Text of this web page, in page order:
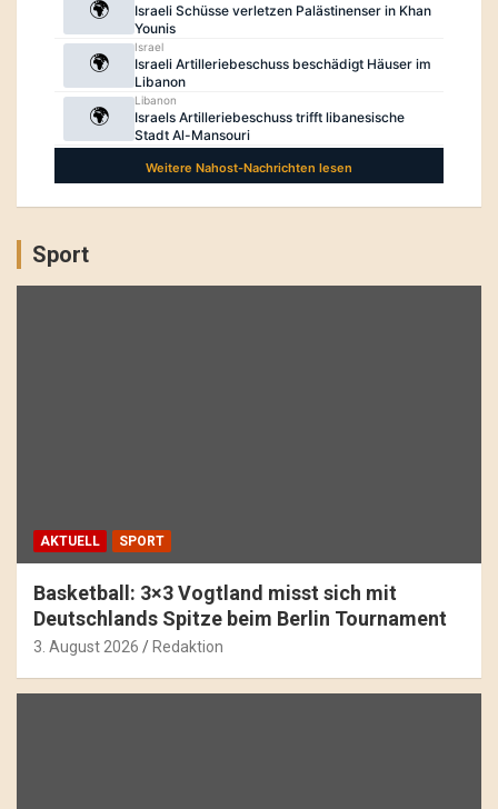
Sport
AKTUELL SPORT
Basketball: 3×3 Vogtland misst sich mit
Deutschlands Spitze beim Berlin Tournament
3. August 2026 Redaktion